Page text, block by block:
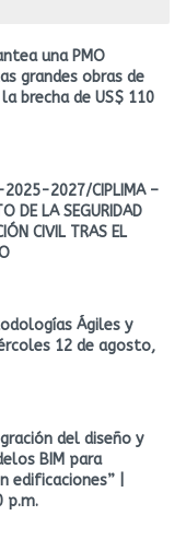
una PMO
grandes obras de
brecha de US$ 110
2025-2027/CIPLIMA –
DE LA SEGURIDAD
CIVIL TRAS EL
Ágiles y
12 de agosto,
del diseño y
BIM para
edificaciones” |
p.m.